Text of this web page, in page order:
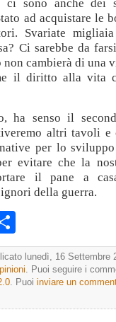
ci sono anche dei
ad acquistare le
Svariate
Ci sarebbe da
cambierà di una
il diritto alla vita
ha senso il
altri tavoli e
per lo
evitare che la
il pane a
della guerra.
lunedì, 16 Settembre
. Puoi seguire i
. Puoi inviare un